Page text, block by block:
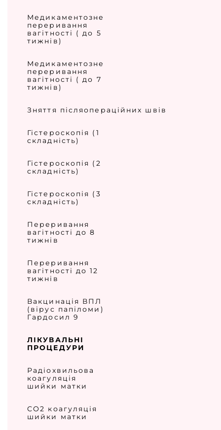
Медикаментозне
переривання
вагітності ( до 5
тижнів)
Медикаментозне
переривання
вагітності ( до 7
тижнів)
Зняття післяопераційних швів
Гістероскопія (1
складність)
Гістероскопія (2
складність)
Гістероскопія (3
складність)
Переривання
вагітності до 8
тижнів
Переривання
вагітності до 12
тижнів
Вакцинація ВПЛ
(вірус папіломи)
Гардосил 9
ЛІКУВАЛЬНІ
ПРОЦЕДУРИ
Радіохвильова
коагуляція
шийки матки
СО2 коагуляція
шийки матки